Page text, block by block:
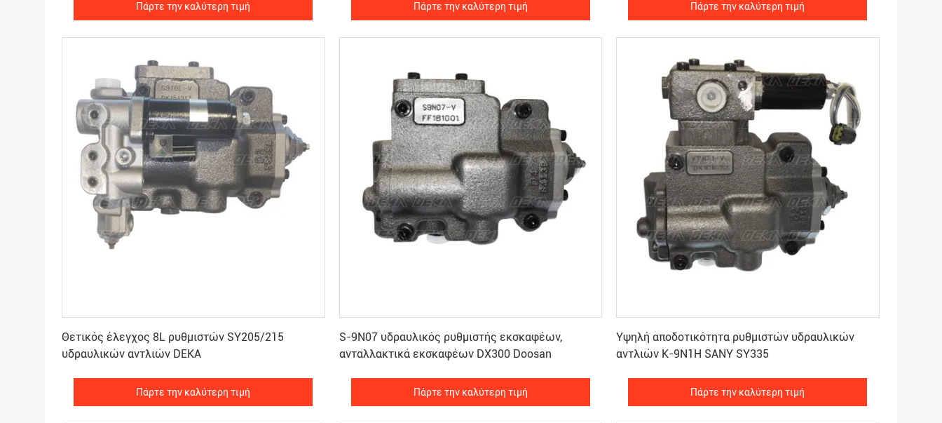
Πάρτε την καλύτερη τιμή Πάρτε την καλύτερη τιμή Πάρτε την καλύτερη τιμή
Θετικός έλεγχος 8L ρυθμιστών SY205/215
υδραυλικών αντλιών DEKA
Πάρτε την καλύτερη τιμή
S-9N07 υδραυλικός ρυθμιστής εκσκαφέων,
ανταλλακτικά εκσκαφέων DX300 Doosan
Πάρτε την καλύτερη τιμή
Υψηλή αποδοτικότητα ρυθμιστών υδραυλικών
αντλιών Κ-9N1H SANY SY335
Πάρτε την καλύτερη τιμή